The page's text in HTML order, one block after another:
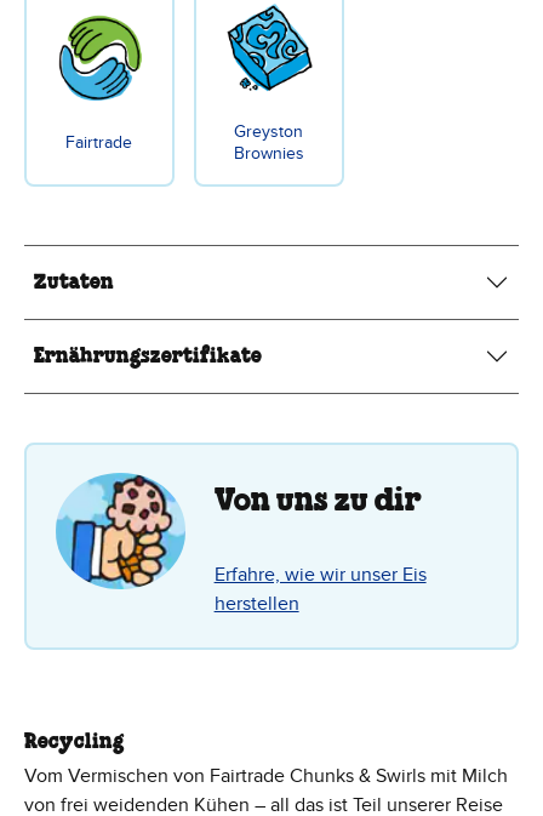
Fairtrade
Greyston
Brownies
Zutaten
Ernährungszertifikate
Von uns zu dir
Erfahre, wie wir unser Eis
herstellen
Recycling
Vom Vermischen von Fairtrade Chunks & Swirls mit Milch
von frei weidenden Kühen – all das ist Teil unserer Reise